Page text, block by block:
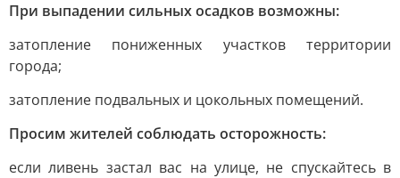
При выпадении сильных осадков возможны:
затопление пониженных участков территории
города;
затопление подвальных и цокольных помещений.
Просим жителей соблюдать осторожность:
если ливень застал вас на улице, не спускайтесь в